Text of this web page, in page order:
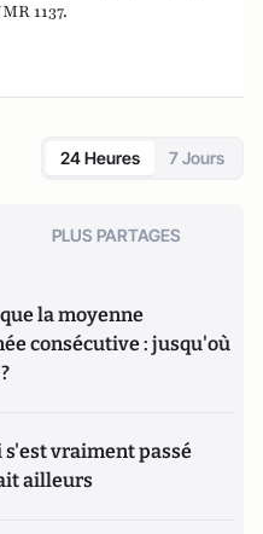
1137.
24 Heures 7 Jours
PLUS PARTAGES
la moyenne
consécutive : jusqu'où
s'est vraiment passé
ailleurs